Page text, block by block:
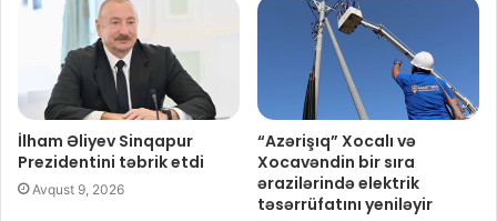
İlham Əliyev Sinqapur
Prezidentini təbrik etdi
Avqust 9, 2026
“Azərişıq” Xocalı və
Xocavəndin bir sıra
ərazilərində elektrik
təsərrüfatını yeniləyir